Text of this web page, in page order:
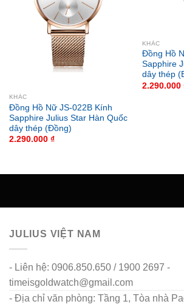
KHÁC
Đồng Hồ Nữ JS-022B Kính
Sapphire Julius Star Hàn Quốc
dây thép (Đồng)
2.290.000 ₫
KHÁC
Đồng Hồ
Sapphire
dây thép
2.290.000
JULIUS VIỆT NAM
- Liên hệ: 0906.850.650 / 1900 2697 -
timeisgoldwatch@gmail.com
- Địa chỉ văn phòng: Tầng 1, Tòa nhà